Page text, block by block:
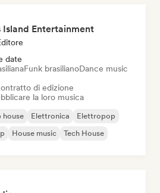
Island Entertainment
date
Funk brasilianoDance music
di edizione
la loro musica
house Elettronica
Elettropop
House music Tech House